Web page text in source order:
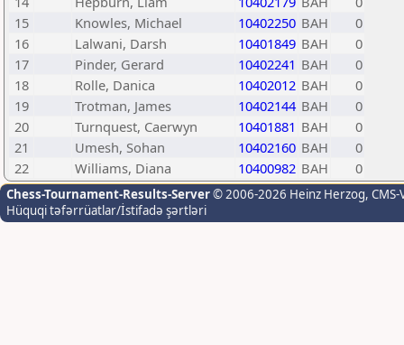
15
Knowles, Michael 10402250 BAH
0
16
Lalwani, Darsh 10401849 BAH
0
17
Pinder, Gerard 10402241 BAH
0
18
Rolle, Danica 10402012 BAH
0
19
Trotman, James 10402144 BAH
0
20
Turnquest, Caerwyn 10401881 BAH
0
21
Umesh, Sohan 10402160 BAH
0
22
Williams, Diana 10400982 BAH 0
Chess-Tournament-Results-Server© 2006-2026 Heinz Herzog,
Hüquqi təfərrüatlar/İstifadə şərtləri